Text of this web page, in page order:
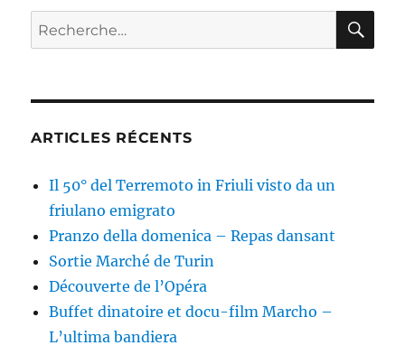
Recherche
pour :
ARTICLES RÉCENTS
Il 50° del Terremoto in Friuli visto da un
friulano emigrato
Pranzo della domenica – Repas dansant
Sortie Marché de Turin
Découverte de l’Opéra
Buffet dinatoire et docu-film Marcho –
L’ultima bandiera